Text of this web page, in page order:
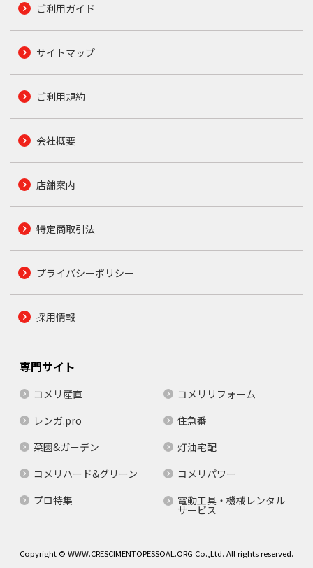
ご利用ガイド
サイトマップ
ご利用規約
会社概要
店舗案内
特定商取引法
プライバシーポリシー
採用情報
専門サイト
コメリ産直
コメリリフォーム
レンガ.pro
住急番
菜園&ガーデン
灯油宅配
コメリハード&グリーン
コメリパワー
プロ特集
電動工具・機械レンタル
サービス
Copyright © WWW.CRESCIMENTOPESSOAL.ORG Co.,Ltd. All rights reserved.